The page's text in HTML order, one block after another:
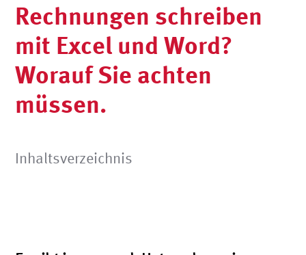
Rechnungen schreiben
mit Excel und Word?
Worauf Sie achten
müssen.
Inhaltsverzeichnis